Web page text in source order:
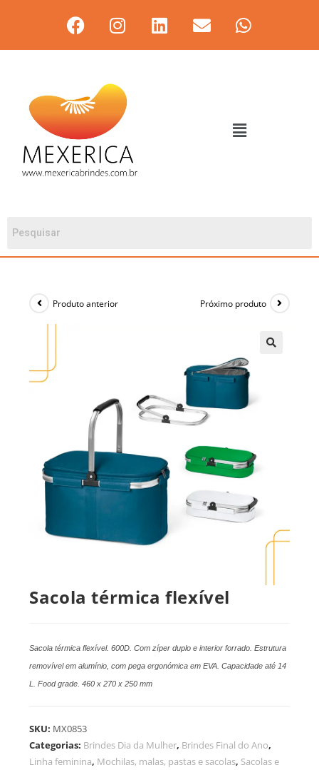
Produto anterior Próximo produto
Sacola térmica flexível
Sacola térmica flexível. 600D. Com zíper duplo e interior forrado. Estrutura
removível em alumínio, com pega ergonómica em EVA. Capacidade até 14
L. Food grade. 460 x 270 x 250 mm
SKU: MX0853
Categorias: Brindes Dia da Mulher, Brindes Final do Ano,
Linha feminina, Mochilas, malas, pastas e sacolas, Sacolas e